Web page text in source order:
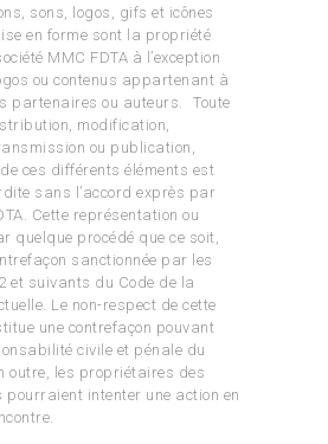
sons, logos, gifs et icônes
en forme sont la propriété
MMC FDTA à l’exception
ou contenus appartenant à
partenaires ou auteurs. Toute
modification,
ou publication,
ces différents éléments est
sans l’accord exprès par
Cette représentation ou
quelque procédé que ce soit,
sanctionnée par les
et suivants du Code de la
Le non-respect de cette
une contrefaçon pouvant
civile et pénale du
outre, les propriétaires des
pourraient intenter une action en